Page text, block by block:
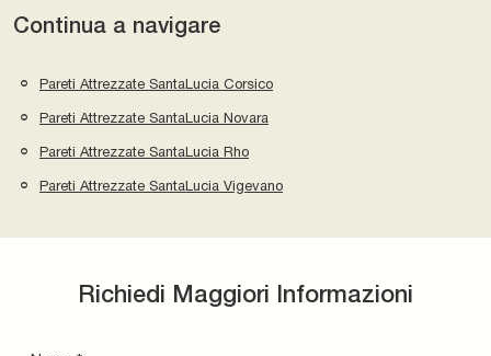
Continua a navigare
Pareti Attrezzate SantaLucia Corsico
Pareti Attrezzate SantaLucia Novara
Pareti Attrezzate SantaLucia Rho
Pareti Attrezzate SantaLucia Vigevano
Richiedi Maggiori Informazioni